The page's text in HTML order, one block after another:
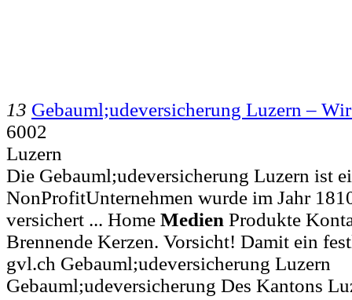
13 Gebauml;udeversicherung Luzern –
6002
Luzern
Die Gebauml;udeversicherung Luzern ist
NonProfitUnternehmen wurde im Jahr
versichert ... Home Medien Produkte
Brennende Kerzen. Vorsicht! Damit ein
gvl.ch Gebauml;udeversicherung Luzern
Gebauml;udeversicherung Des Kantons